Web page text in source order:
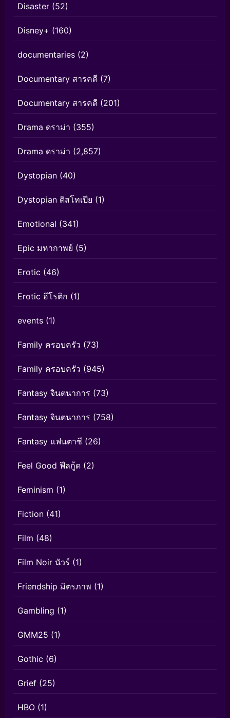
Disaster (52)
Disney+ (160)
documentaries (2)
Documentary สารคดี (7)
Documentary สารคดี (201)
Drama ดราม่า (355)
Drama ดราม่า (2,857)
Dystopian (40)
Dystopian ดิสโทเปีย (1)
Emotional (341)
Epic มหากาพย์ (5)
Erotic (46)
Erotic อีโรติก (1)
events (1)
Family ครอบครัว (73)
Family ครอบครัว (945)
Fantasy จินตนาการ (73)
Fantasy จินตนาการ (758)
Fantasy แฟนตาซี (26)
Feel Good ฟีลกู้ด (2)
Feminism (1)
Fiction (41)
Film (48)
Film Noir นัวร์ (1)
Friendship มิตรภาพ (1)
Gambling (1)
GMM25 (1)
Gothic (6)
Grief (25)
HBO (1)